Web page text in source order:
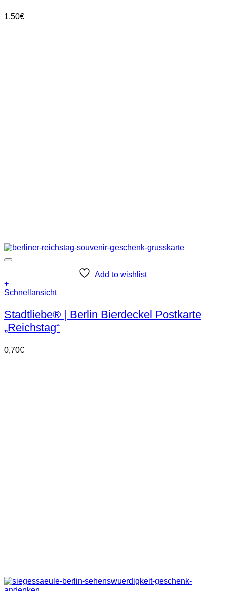
1,50€
Add to wishlist
+
Schnellansicht
Stadtliebe® | Berlin Bierdeckel Postkarte
„Reichstag“
0,70€